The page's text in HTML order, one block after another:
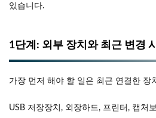
있습니다.
1단계: 외부 장치와 최근 변경
가장 먼저 해야 할 일은 최근 연결한 장
USB 저장장치, 외장하드, 프린터, 캡처